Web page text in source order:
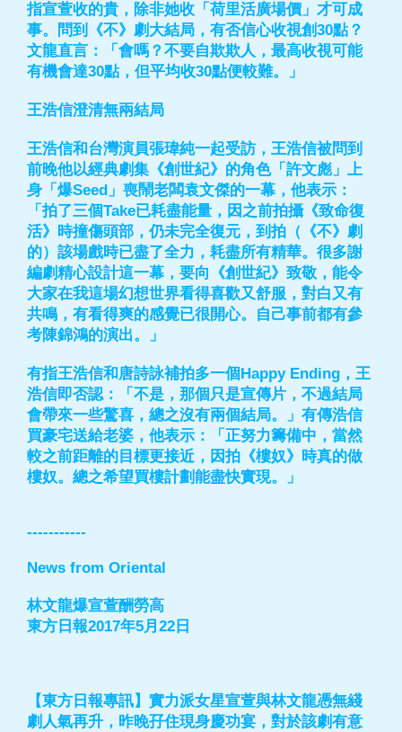
指宣萱收的貴，除非她收「荷里活廣場價」才可成
事。問到《不》劇大結局，有否信心收視創30點？
文龍直言：「會嗎？不要自欺欺人，最高收視可能
有機會達30點，但平均收30點便較難。」
王浩信澄清無兩結局
王浩信和台灣演員張瑋純一起受訪，王浩信被問到
前晚他以經典劇集《創世紀》的角色「許文彪」上
身「爆Seed」喪鬧老闆袁文傑的一幕，他表示：
「拍了三個Take已耗盡能量，因之前拍攝《致命復
活》時撞傷頭部，仍未完全復元，到拍（《不》劇
的）該場戲時已盡了全力，耗盡所有精華。很多謝
編劇精心設計這一幕，要向《創世紀》致敬，能令
大家在我這場幻想世界看得喜歡又舒服，對白又有
共鳴，有看得爽的感覺已很開心。自己事前都有參
考陳錦鴻的演出。」
有指王浩信和唐詩詠補拍多一個Happy Ending，王
浩信即否認：「不是，那個只是宣傳片，不過結局
會帶來一些驚喜，總之沒有兩個結局。」有傳浩信
買豪宅送給老婆，他表示：「正努力籌備中，當然
較之前距離的目標更接近，因拍《樓奴》時真的做
樓奴。總之希望買樓計劃能盡快實現。」
-----------
News from Oriental
林文龍爆宣萱酬勞高
東方日報2017年5月22日
【東方日報專訊】實力派女星宣萱與林文龍憑無綫
劇人氣再升，昨晚孖住現身慶功宴，對於該劇有意